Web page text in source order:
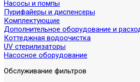
Насосы и помпы
Пурифайеры и диспенсеры
Комплектующие
Дополнительное оборудование и
Коттеджная водоочистка
UV стерилизаторы
Насосное оборудование
Обслуживание фильтров